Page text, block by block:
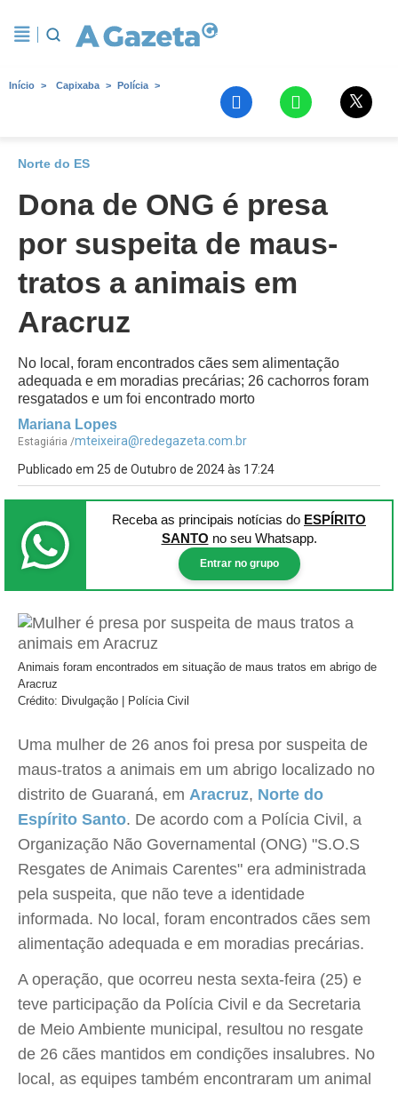
Início Capixaba Polícia
Norte do ES
Dona de ONG é presa
por suspeita de maus-
tratos a animais em
Aracruz
No local, foram encontrados cães sem alimentação
adequada e em moradias precárias; 26 cachorros foram
resgatados e um foi encontrado morto
Mariana Lopes
Estagiária /mteixeira@redegazeta.com.br
Publicado em 25 de Outubro de 2024 às 17:24
Receba as principais notícias do ESPÍRITO
SANTO no seu Whatsapp.
Entrar no grupo
Animais foram encontrados em situação de maus tratos em abrigo de
Aracruz
Crédito: Divulgação | Polícia Civil
Uma mulher de 26 anos foi presa por suspeita de
maus-tratos a animais em um abrigo localizado no
distrito de Guaraná, em Aracruz, Norte do
Espírito Santo. De acordo com a Polícia Civil, a
Organização Não Governamental (ONG) "S.O.S
Resgates de Animais Carentes" era administrada
pela suspeita, que não teve a identidade
informada. No local, foram encontrados cães sem
alimentação adequada e em moradias precárias.
A operação, que ocorreu nesta sexta-feira (25) e
teve participação da Polícia Civil e da Secretaria
de Meio Ambiente municipal, resultou no resgate
de 26 cães mantidos em condições insalubres. No
local, as equipes também encontraram um animal